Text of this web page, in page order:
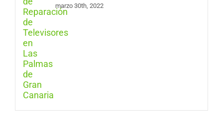
marzo 30th, 2022